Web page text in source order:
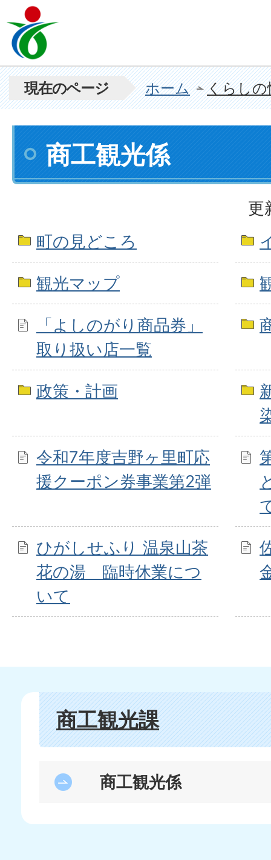
現在のページ ホーム くらしの
商工観光係
更
町の見どころ
観光マップ
「よしのがり商品券」
取り扱い店一覧
政策・計画
令和7年度吉野ヶ里町応
援クーポン券事業第2弾
ひがしせふり 温泉山茶
花の湯 臨時休業につ
いて
商工観光課
商工観光係